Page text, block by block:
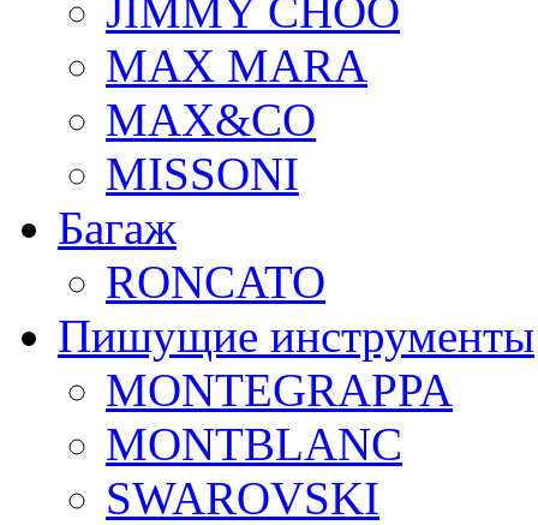
JIMMY CHOO
MAX MARA
MAX&CO
MISSONI
Багаж
RONCATO
Пишущие инструменты
MONTEGRAPPA
MONTBLANC
SWAROVSKI